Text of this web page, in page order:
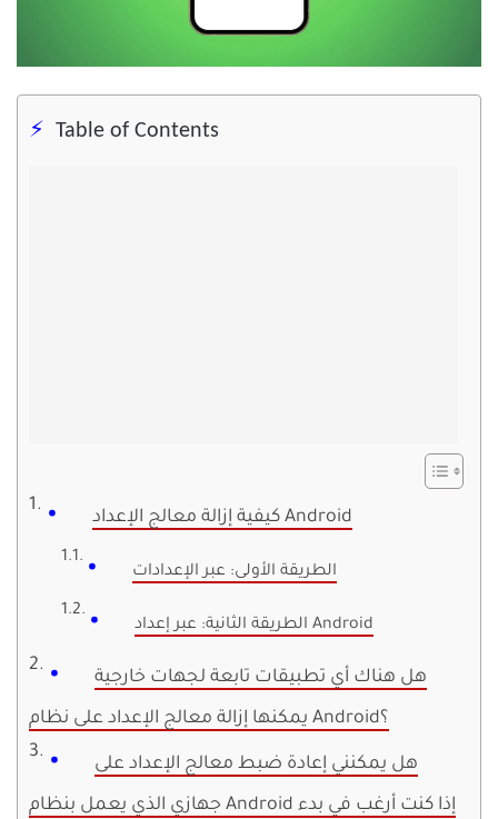
Table of Contents
كيفية إزالة معالج الإعداد Android
الطريقة الأولى: عبر الإعدادات
الطريقة الثانية: عبر إعداد Android
هل هناك أي تطبيقات تابعة لجهات خارجية
يمكنها إزالة معالج الإعداد على نظام Android؟
هل يمكنني إعادة ضبط معالج الإعداد على
جهازي الذي يعمل بنظام Android إذا كنت أرغب في بدء